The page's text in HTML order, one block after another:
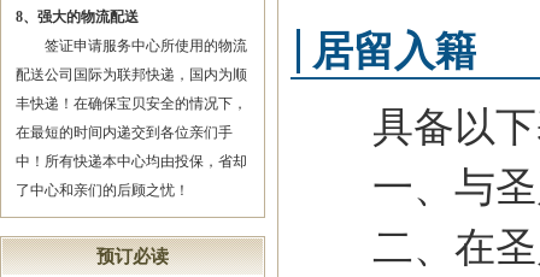
8、强大的物流配送
签证申请服务中心所使用的物流
配送公司国际为联邦快递，国内为顺
丰快递！在确保宝贝安全的情况下，
在最短的时间内递交到各位亲们手
中！所有快递本中心均由投保，省却
了中心和亲们的后顾之忧！
预订必读
居留入籍
具备以下
一、与圣
二、在圣